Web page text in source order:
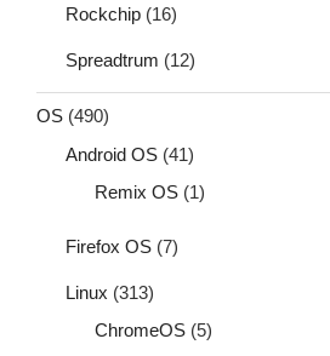
Rockchip (16)
Spreadtrum (12)
OS (490)
Android OS (41)
Remix OS (1)
Firefox OS (7)
Linux (313)
ChromeOS (5)